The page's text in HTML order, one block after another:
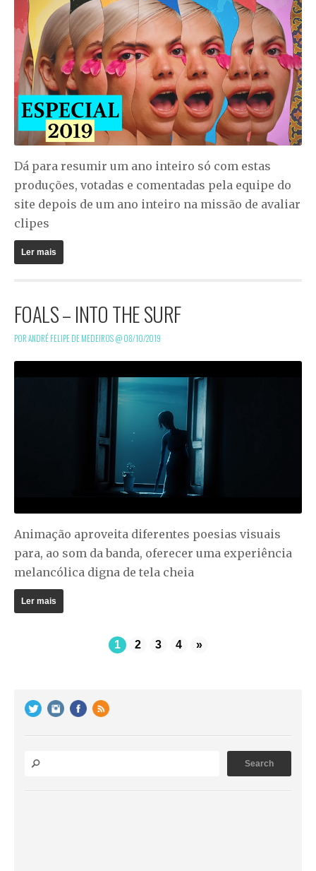
Dá para resumir um ano inteiro só com estas
produções, votadas e comentadas pela equipe do
site depois de um ano inteiro na missão de avaliar
clipes
Ler mais
FOALS – INTO THE SURF
POR ANDRÉ FELIPE DE MEDEIROS @08/10/2019
Animação aproveita diferentes poesias visuais
para, ao som da banda, oferecer uma experiência
melancólica digna de tela cheia
Ler mais
1 2 3 4 »